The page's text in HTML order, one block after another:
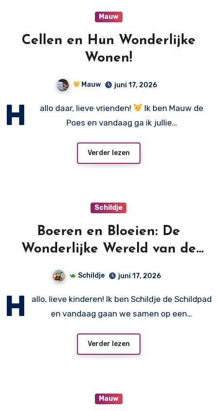
Mauw
Cellen en Hun Wonderlijke
Wonen!
Mauw juni 17, 2026
H allo daar, lieve vrienden!
Ik ben Mauw de
Poes en vandaag ga ik jullie…
Verder lezen
Schildje
Boeren en Bloeien: De
Wonderlijke Wereld van de
Schildje juni 17, 2026
H
allo, lieve kinderen! Ik ben Schildje de Schildpad
en vandaag gaan we samen op een…
Verder lezen
Mauw